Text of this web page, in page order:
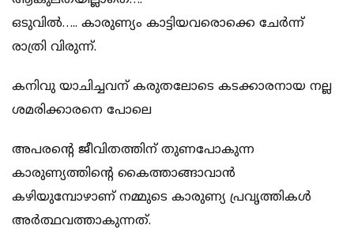
ഒടുവിൽ….. കാരുണ്യം കാട്ടിയവരൊക്കെ ചേർന്ന്
രാത്രി വിരുന്ന്.
കനിവു യാചിച്ചവന് കരുതലോടെ കടക്കാരനായ നല്ല
ശമരിക്കാരനെ പോലെ
അപരൻ്റെ ജീവിതത്തിന് തുണപോകുന്ന
കാരുണ്യത്തിൻ്റെ കൈത്താങ്ങാവാൻ
കഴിയുമ്പോഴാണ് നമ്മുടെ കാരുണ്യ പ്രവൃത്തികൾ
അർത്ഥവത്താകുന്നത്.